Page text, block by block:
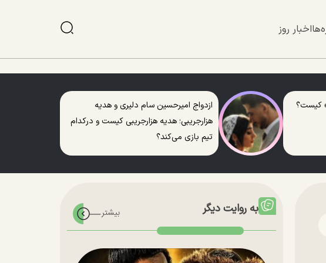
اخبار روز
کیست؟
ازدواج امیرحسین سام دلیری و هدیه
هزارجریبی؛ هدیه هزارجریبی کیست و درکدام
تیم بازی می‌کند؟
به روایت دیگر